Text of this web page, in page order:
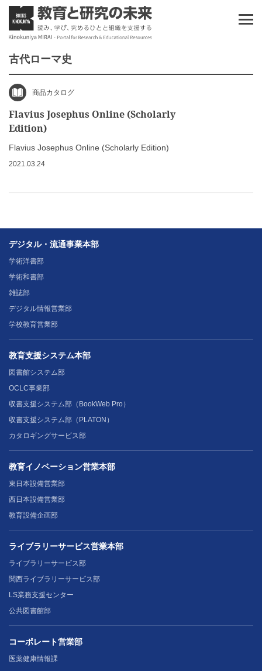
古代ローマ史
商品カタログ
Flavius Josephus Online (Scholarly
Edition)
Flavius Josephus Online (Scholarly Edition)
2021.03.24
デジタル・流通事業本部
学術洋書部
学術和書部
雑誌部
デジタル情報営業部
学校教育営業部
教育支援システム本部
図書館システム部
OCLC事業部
収書支援システム部（BookWeb Pro）
収書支援システム部（PLATON）
カタロギングサービス部
教育イノベーション営業本部
東日本設備営業部
西日本設備営業部
教育設備企画部
ライブラリーサービス営業本部
ライブラリーサービス部
関西ライブラリーサービス部
LS業務支援センター
公共図書館部
コーポレート営業部
医薬健康情報課